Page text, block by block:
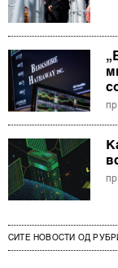
СИТЕ НОВОСТИ ОД